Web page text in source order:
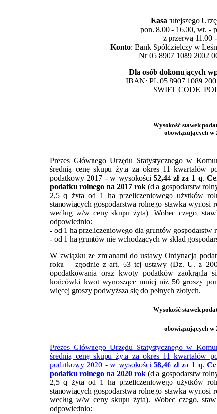
Kasa tutejszego
pon. 8.00 - 16.00, wt. -
z przerwą 11.00
Konto: Bank Spółdzielczy w
Nr 05 8907 1089 2002
Dla osób dokonujących
IBAN: PL 05 8907 1089
SWIFT CODE:
Wysokość stawek
obowiązujących w
Prezes Głównego Urzędu Statystycznego w
średnią cenę skupu żyta za okres 11 kwartałów
podatkowy 2017 - w wysokości 52,44 zł za 1 q.
podatku rolnego na 2017 rok (dla gospodarstw
2,5 q żyta od 1 ha przeliczeniowego użytków
stanowiących gospodarstwa rolnego stawka wynosi
według w/w ceny skupu żyta). Wobec czego,
odpowiednio:
- od 1 ha przeliczeniowego dla gruntów gospodarstw
- od 1 ha gruntów nie wchodzących w skład
W związku ze zmianami do ustawy Ordynacja
roku – zgodnie z art. 63 tej ustawy (Dz. U. z
opodatkowania oraz kwoty podatków zaokrągla
końcówki kwot wynoszące mniej niż 50 groszy
więcej groszy podwyższa się do pełnych złotych.
Wysokość stawek
obowiązujących w
Prezes Głównego Urzędu Statystycznego w
średnią cenę skupu żyta za okres 11 kwartałów
podatkowy 2020 - w wysokości 58,46 zł za 1 q.
podatku rolnego na 2020 rok (dla gospodarstw
2,5 q żyta od 1 ha przeliczeniowego użytków
stanowiących gospodarstwa rolnego stawka wynosi
według w/w ceny skupu żyta). Wobec czego,
odpowiednio: